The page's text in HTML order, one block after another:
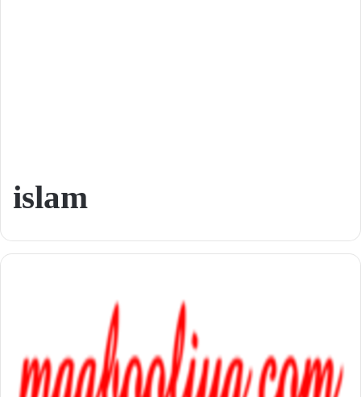
islam